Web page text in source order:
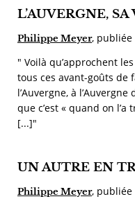
L’AUVERGNE,
Philippe Meyer, publiée
" Voilà qu’approchent
tous ces avant-goûts de
l’Auvergne, à
que c’est « quand on l’a
[...]"
UN AUTRE EN
Philippe Meyer, publiée